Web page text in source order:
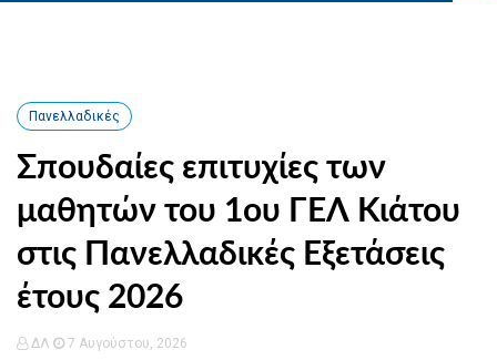
Πανελλαδικές
Σπουδαίες επιτυχίες των
μαθητών του 1ου ΓΕΛ Κιάτου
στις Πανελλαδικές Εξετάσεις
έτους 2026
ΔΛ 7 Αυγούστου, 2026